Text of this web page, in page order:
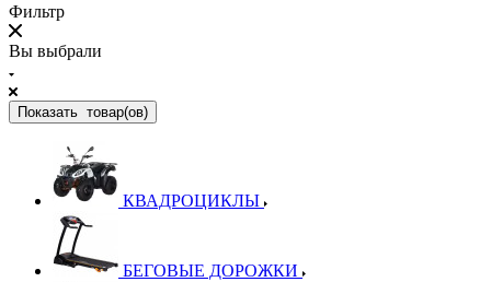
Фильтр
Вы выбрали
Показать товар(ов)
КВАДРОЦИКЛЫ
БЕГОВЫЕ ДОРОЖКИ